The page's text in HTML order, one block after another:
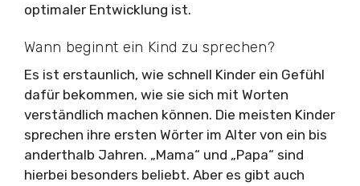
optimaler Entwicklung ist.
Wann beginnt ein Kind zu sprechen?
Es ist erstaunlich, wie schnell Kinder ein Gefühl
dafür bekommen, wie sie sich mit Worten
verständlich machen können. Die meisten Kinder
sprechen ihre ersten Wörter im Alter von ein bis
anderthalb Jahren. „Mama“ und „Papa“ sind
hierbei besonders beliebt. Aber es gibt auch